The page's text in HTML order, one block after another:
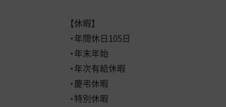
【休暇】
・年間休日105日
・年末年始
・年次有給休暇
・慶弔休暇
・特別休暇